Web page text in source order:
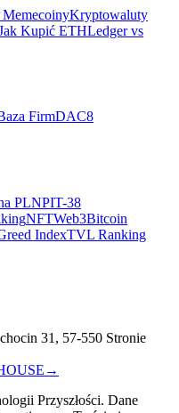
MemecoinyKryptowaluty
Kupić ETHLedger vs
FirmDAC8
PLNPIT-38
NFTWeb3Bitcoin
IndexTVL Ranking
31, 57-550 Stronie
→
Przyszłości. Dane